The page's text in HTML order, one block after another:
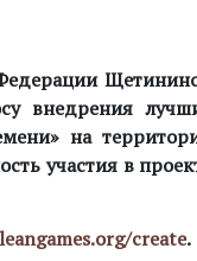
внедрения
на
участия в
create.